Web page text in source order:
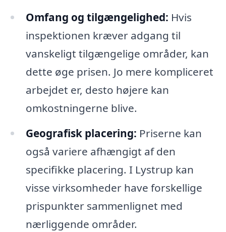
Omfang og tilgængelighed: Hvis
inspektionen kræver adgang til
vanskeligt tilgængelige områder, kan
dette øge prisen. Jo mere kompliceret
arbejdet er, desto højere kan
omkostningerne blive.
Geografisk placering: Priserne kan
også variere afhængigt af den
specifikke placering. I Lystrup kan
visse virksomheder have forskellige
prispunkter sammenlignet med
nærliggende områder.